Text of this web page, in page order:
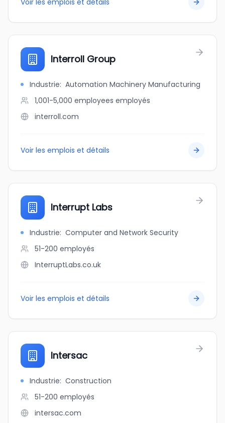
Voir les emplois et détails
Interroll Group
Industrie: Automation Machinery Manufacturing
1,001-5,000 employees employés
interroll.com
Voir les emplois et détails
Interrupt Labs
Industrie: Computer and Network Security
51-200 employés
InterruptLabs.co.uk
Voir les emplois et détails
Intersac
Industrie: Construction
51-200 employés
intersac.com